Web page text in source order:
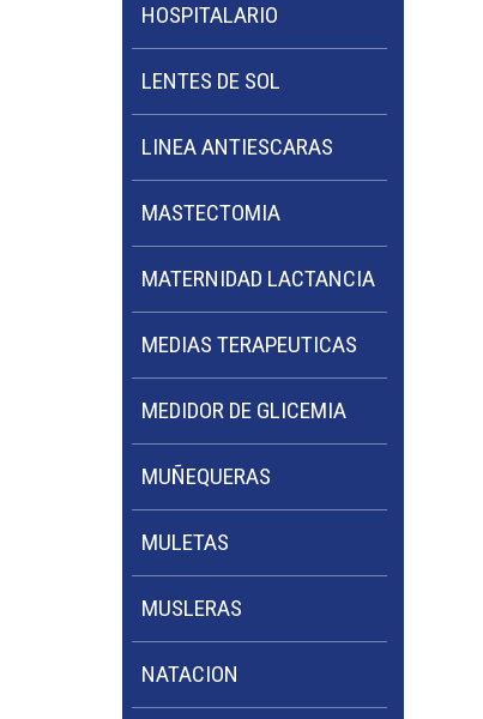
HOSPITALARIO
LENTES DE SOL
LINEA ANTIESCARAS
MASTECTOMIA
MATERNIDAD LACTANCIA
MEDIAS TERAPEUTICAS
MEDIDOR DE GLICEMIA
MUÑEQUERAS
MULETAS
MUSLERAS
NATACION